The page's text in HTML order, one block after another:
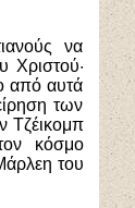
να
Χριστού·
από αυτά
των
Τζέικομπ
κόσμο
του